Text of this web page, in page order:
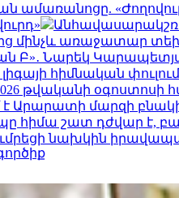
ամառանոցը.
մինչև առաջատար
Բ»․ Նարեկ
հիմնական
թվականի օգոստոսի
է Արարատի մարզի
հիմա շատ դժվար է,
նախկին